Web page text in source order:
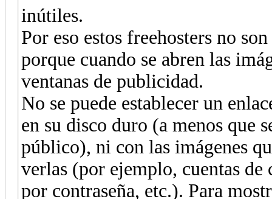
inútiles.
Por eso estos freehosters no
porque cuando se abren las
ventanas de publicidad.
No se puede establecer un
en su disco duro (a menos que
público), ni con las imágenes
verlas (por ejemplo, cuentas
por contraseña, etc.). Para